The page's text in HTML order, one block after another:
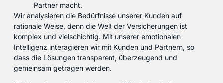
Partner macht.
Wir analysieren die Bedürfnisse unserer Kunden auf
rationale Weise, denn die Welt der Versicherungen ist
komplex und vielschichtig. Mit unserer emotionalen
Intelligenz interagieren wir mit Kunden und Partnern, so
dass die Lösungen transparent, überzeugend und
gemeinsam getragen werden.